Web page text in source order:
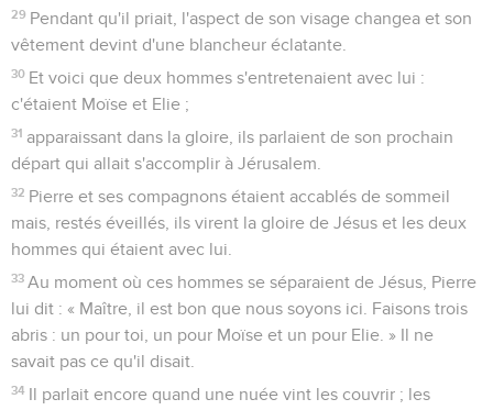
29 Pendant qu'il priait, l'aspect de son visage changea et son
vêtement devint d'une blancheur éclatante.
30 Et voici que deux hommes s'entretenaient avec lui :
c'étaient Moïse et Elie ;
31 apparaissant dans la gloire, ils parlaient de son prochain
départ qui allait s'accomplir à Jérusalem.
32 Pierre et ses compagnons étaient accablés de sommeil
mais, restés éveillés, ils virent la gloire de Jésus et les deux
hommes qui étaient avec lui.
33 Au moment où ces hommes se séparaient de Jésus, Pierre
lui dit : « Maître, il est bon que nous soyons ici. Faisons trois
abris : un pour toi, un pour Moïse et un pour Elie. » Il ne
savait pas ce qu'il disait.
34 Il parlait encore quand une nuée vint les couvrir ; les